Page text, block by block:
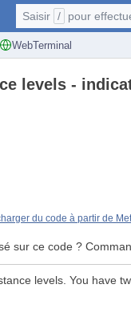
WebTerminal
Saisir / pour effectuer la
levels -
du code à partir de
sur ce code ?
levels. You have